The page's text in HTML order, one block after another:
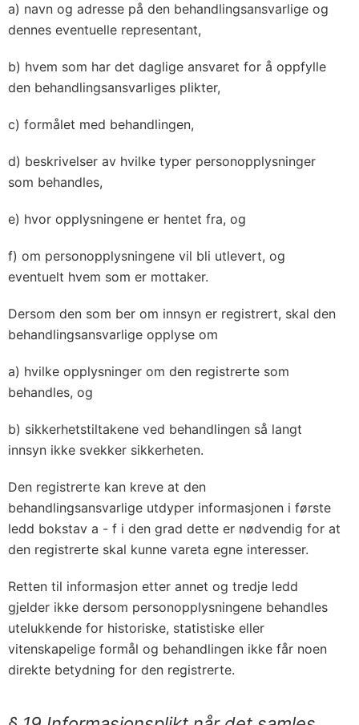
a) navn og adresse på den behandlingsansvarlige og
dennes eventuelle representant,
b) hvem som har det daglige ansvaret for å oppfylle
den behandlingsansvarliges plikter,
c) formålet med behandlingen,
d) beskrivelser av hvilke typer personopplysninger
som behandles,
e) hvor opplysningene er hentet fra, og
f) om personopplysningene vil bli utlevert, og
eventuelt hvem som er mottaker.
Dersom den som ber om innsyn er registrert, skal den
behandlingsansvarlige opplyse om
a) hvilke opplysninger om den registrerte som
behandles, og
b) sikkerhetstiltakene ved behandlingen så langt
innsyn ikke svekker sikkerheten.
Den registrerte kan kreve at den
behandlingsansvarlige utdyper informasjonen i første
ledd bokstav a - f i den grad dette er nødvendig for at
den registrerte skal kunne vareta egne interesser.
Retten til informasjon etter annet og tredje ledd
gjelder ikke dersom personopplysningene behandles
utelukkende for historiske, statistiske eller
vitenskapelige formål og behandlingen ikke får noen
direkte betydning for den registrerte.